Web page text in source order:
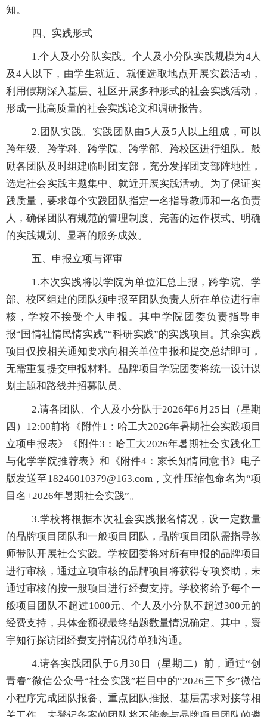
知。
四、实践形式
1.个人及小分队实践。个人及小分队实践规模为4人
及4 人以下，由学生就近、就便选取地点开展实践活动，
利用假期深入基层、社区开展多种形式的社会实践活动，
形成一批高质量的社会实践论文和调研报告。
2. 团队实践。实践团队由5 人及 5 人以上组成，可以
跨年级、跨学科、跨学院、跨学部、跨校区进行组队。鼓
励各团队及时组建临时团支部，充分发挥团支部阵地性，
选定社会实践主题集中、就近开展实践活动。为了保证实
践质量，要求每个实践团队指定一名指导教师和一名负责
人，确保团队有规范的管理制度、完善的运作模式、明确
的实践规划、显著的服务成效。
五、申报立项与评审
1.本次实践将以学院为单位汇总上报，跨学院、学
部、校区组建的团队须申报至团队负责人所在单位进行审
核，学校不接受个人申报。其中学院团委负责指导申
报“国情社情民情实践”“科研实践”的实践项目。其余实践
项目仅按相关通知要求向相关单位申报和提交总结即可，
无需重复提交申报材料。品牌项目学院团委将统一设计谋
划主题和路线并招募队员。
2.请各团队、个人及小分队于2026年6 月 25 日（星期
四） 12:00前将《附件1 ：哈工大2026年暑期社会实践项目
立项申报表》《附件3 ：哈工大2026年暑期社会实践化工
与化学学院推荐表》和《附件4：家长知情同意书》电子
版发送至18246010379@163.com ，文件压缩包命名为“项
目名+2026年暑期社会实践”。
3.学校将根据本次社会实践报名情况，设一定数量
的品牌项目团队和一般项目团队，品牌项目团队需指导教
师带队开展社会实践。学校团委将对所有申报的品牌项目
进行审核，通过立项审核的品牌项目将获得专项资助，未
通过审核的按一般项目进行经费支持。学校将给予每个一
般项目团队不超过1000元、个人及小分队不超过300元的
经费支持，具体金额视最终结题数量情况确定。其中，寰
宇知行探访团经费支持情况待单独沟通。
4.请各实践团队于6 月30 日（星期二）前，通过“创
青春”微信公众号“社会实践”栏目中的“2026三下乡”微信
小程序完成团队报备、重点团队推报、基层需求对接等相